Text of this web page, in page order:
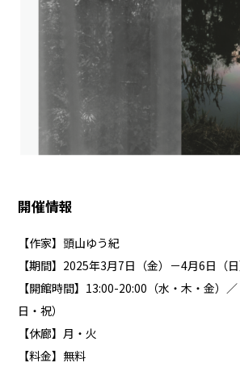
開催情報
【作家】頭山ゆう紀
【期間】2025年3月7日（金）－4月6日（日
【開館時間】13:00-20:00（水・木・金）
日・祝）
【休廊】月・火
【料金】無料